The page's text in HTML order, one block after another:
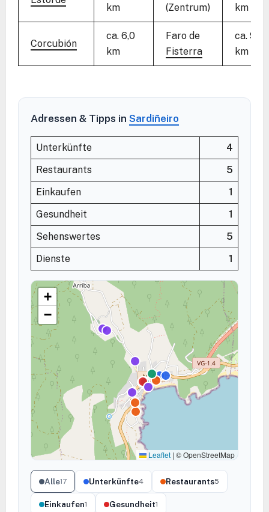
km
(Zentrum)
km
Corcubión
ca. 6,0
km
Faro de
Fisterra
ca. 9,5
km
Adressen & Tipps in Sardiñeiro
Unterkünfte
4
Restaurants
5
Einkaufen
1
Gesundheit
1
Sehenswertes
5
Dienste
1
+
−
Leaflet | © OpenStreetMap
Alle17 Unterkünfte4 Restaurants5
Einkaufen1 Gesundheit1